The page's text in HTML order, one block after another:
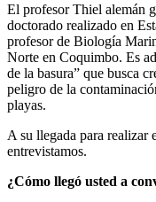
El profesor Thiel alemán
doctorado realizado en
profesor de Biología
Norte en Coquimbo. Es
de la basura” que busca
peligro de la
playas.
A su llegada para realizar
entrevistamos.
¿Cómo llegó usted a